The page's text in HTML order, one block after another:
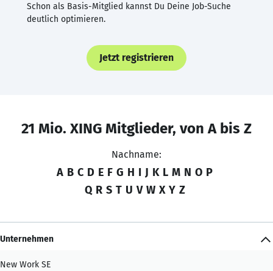
Schon als Basis-Mitglied kannst Du Deine Job-Suche
deutlich optimieren.
Jetzt registrieren
21 Mio. XING Mitglieder, von A bis Z
Nachname:
A B C D E F G H I J K L M N O P
Q R S T U V W X Y Z
Unternehmen
New Work SE